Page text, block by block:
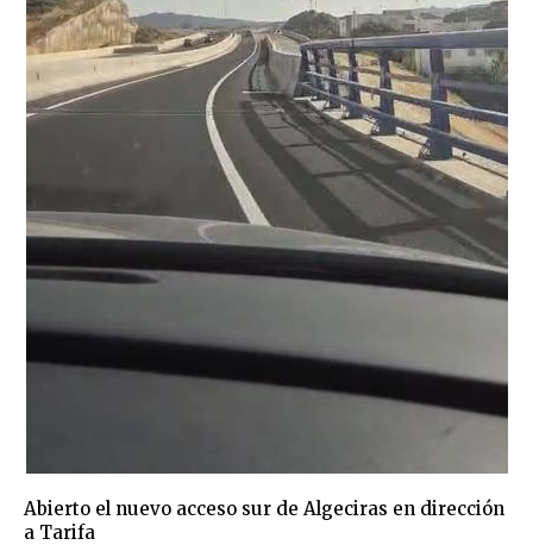
Abierto el nuevo acceso sur de Algeciras en dirección
a Tarifa